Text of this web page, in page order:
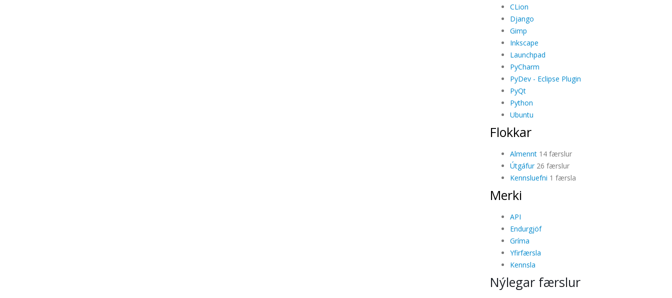
CLion
Django
Gimp
Inkscape
Launchpad
PyCharm
PyDev - Eclipse Plugin
PyQt
Python
Ubuntu
Flokkar
Almennt14 færslur
Útgáfur26 færslur
Kennsluefni 1 færsla
Merki
API
Endurgjöf
Gríma
Yfirfærsla
Kennsla
Nýlegar færslur